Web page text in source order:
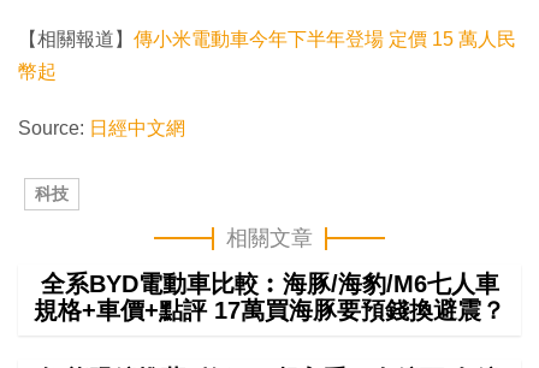
【相關報道】 傳小米電動車今年下半年登場 定價 15 萬人民
幣起
Source: 日經中文網
科技
相關文章
全系BYD電動車比較︰海豚/海豹/M6七人車
規格+車價+點評 17萬買海豚要預錢換避震？